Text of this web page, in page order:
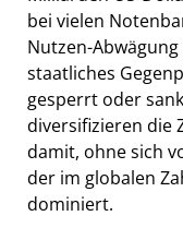
bei vielen
Nutzen-
staatliches
gesperrt oder
diversifizieren die
damit, ohne sich
der im globalen
dominiert.